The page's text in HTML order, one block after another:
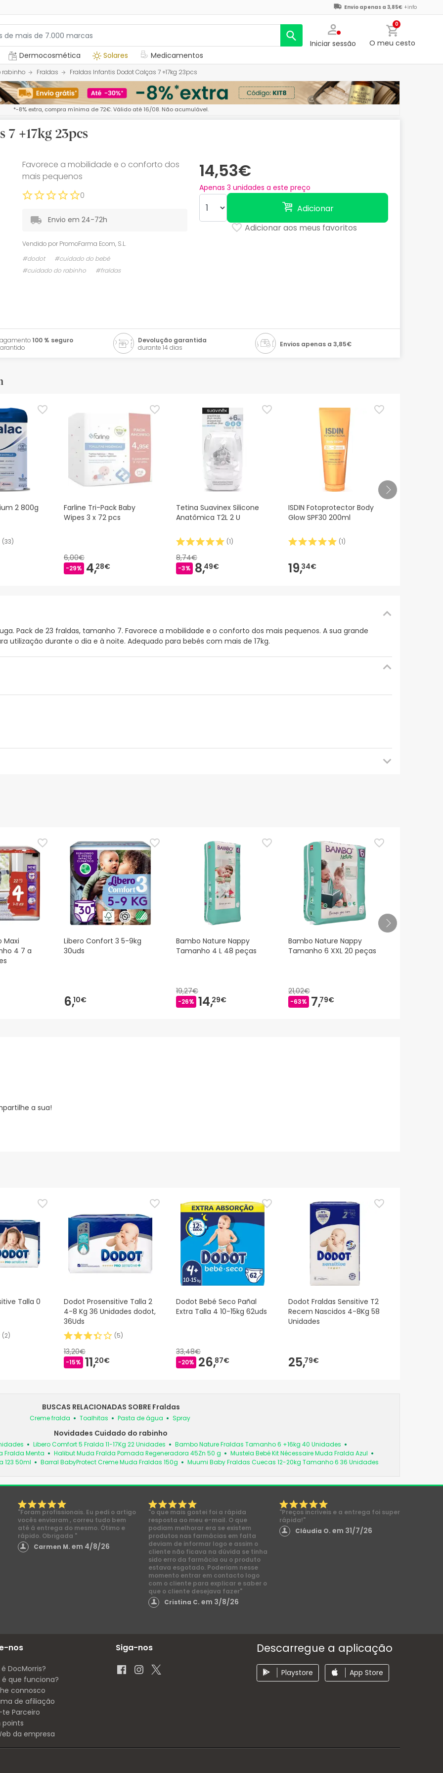
Envio apenas a 3,85€ +info
Iniciar sessão
0
O meu cesto
Dermocosmética Solares Medicamentos
rabinho Fraldas Fraldas Infantis Dodot Calças 7 +17kg 23pcs
*-8% extra, compra mínima de 72€. Válido até 16/08. Não acumulável.
7 +17kg 23pcs
14,53€
Apenas 3 unidades a este preço
Adicionar
Adicionar aos meus favoritos
Favorece a mobilidade e o conforto dos
mais pequenos
0
Envio em 24-72h
Vendido por PromoFarma Ecom, S.L.
#dodot
#cuidado do bebé
#cuidado do rabinho
#fraldas
100 % seguro
Devolução garantida
durante 14 dias
Envios apenas a 3,85€
2 800g
(33)
Farline Tri-Pack Baby
Wipes 3 x 72 pcs
6,00€
-29% 4,28€
Tetina Suavinex Silicone
Anatômica T2L 2 U
(1)
8,74€
-3% 8,49€
ISDIN Fotoprotector Body
Glow SPF30 200ml
(1)
19,34€
Pack de 23 fraldas, tamanho 7. Favorece a mobilidade e o conforto dos mais pequenos. A sua grande
utilização durante o dia e à noite. Adequado para bebés com mais de 17kg.
para este produto, mas estamos a trabalhar nisso. Recomendamos que voltes mais tarde para veres as
disso, se desejares, também podes devolver o produto seguindo os
nossos termos e condições
Maxi
4 7 a
Libero Confort 3 5-9kg
30uds
6,10€
Bambo Nature Nappy
Tamanho 4 L 48 peças
19,27€
-26% 14,29€
Bambo Nature Nappy
Tamanho 6 XXL 20 peças
21,02€
-63% 7,79€
a sua!
Talla 0
(2)
Dodot Prosensitive Talla 2
4-8 Kg 36 Unidades dodot,
36Uds
(5)
13,20€
-15% 11,20€
Dodot Bebé Seco Pañal
Extra Talla 4 10-15kg 62uds
33,48€
-20% 26,87€
Dodot Fraldas Sensitive T2
Recem Nascidos 4-8Kg 58
Unidades
25,79€
BUSCAS RELACIONADAS SOBRE Fraldas
Creme fralda Toalhitas Pasta de água Spray
Novidades Cuidado do rabinho
Libero Comfort 5 Fralda 11-17Kg 22 Unidades
Bambo Nature Fraldas Tamanho 6 +16kg 40 Unidades
Fralda Menta Halibut Muda Fralda Pomada Regeneradora 45Zn 50 g
Mustela Bebé Kit Nécessaire Muda Fralda Azul
123 50ml
Barral BabyProtect Creme Muda Fraldas 150g Muumi Baby Fraldas Cuecas 12-20kg Tamanho 6 36 Unidades
"Foram profissionais. Eu pedi o artigo
vocês enviaram , correu tudo bem
até á entrega do mesmo. Ótimo e
rápido. Obrigada "
Carmen M. em 4/8/26
"o que mais gostei foi a rápida
resposta ao meu e-mail. O que
podiam melhorar era se existem
produtos nas farmácias em falta
deviam de informar logo e assim o
cliente não ficava na dúvida se tinha
sido erro da farmácia ou o produto
estava esgotado. Poderiam nesse
momento entrar em contacto logo
com o cliente para explicar e saber o
que o cliente desejava fazer"
Cristina C.em 3/8/26
"Preços incríveis e a entrega foi super
rápida!"
Cláudia O. em 31/7/26
nos
DocMorris?
que funciona?
connosco
de afiliação
Parceiro
points
da empresa
Siga-nos Descarregue a aplicação
Playstore App Store